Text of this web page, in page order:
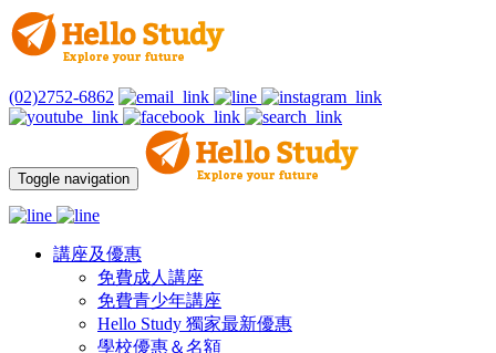
(02)2752-6862
Toggle navigation
講座及優惠
免費成人講座
免費青少年講座
Hello Study 獨家最新優惠
學校優惠＆名額